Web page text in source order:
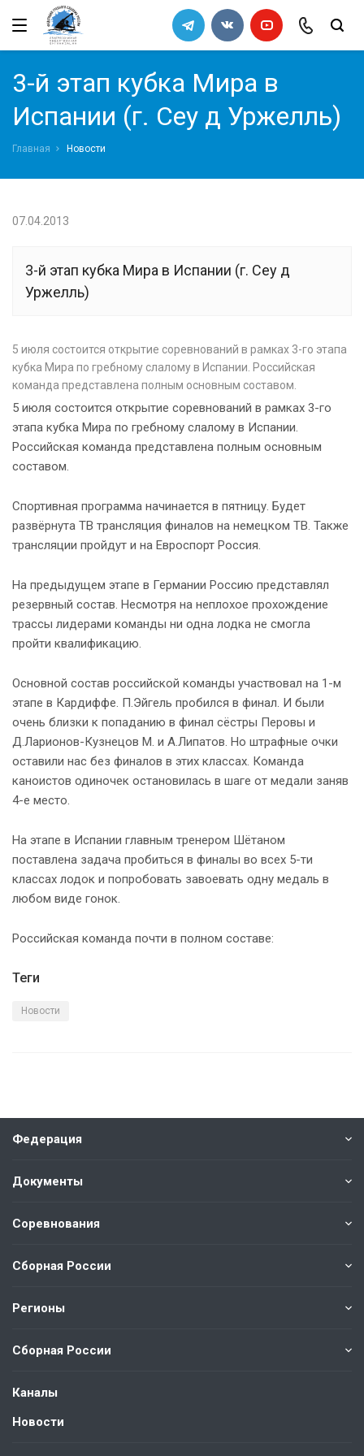
← Назад
Руководство
Попечительский совет
Документы Федерации
СМИ
Галерея
← Назад
Правила вида спорта "Гребной
слалом"
всероссийские соревнования
← Назад
← Назад
команду 2011
3-й этап кубка Мира в
Испании (г. Сеу д Уржелль)
Главная Новости
07.04.2013
3-й этап кубка Мира в Испании (г. Сеу д
Уржелль)
5 июля состоится открытие соревнований в рамках 3-го этапа
кубка Мира по гребному слалому в Испании. Российская
команда представлена полным основным составом.
5 июля состоится открытие соревнований в рамках 3-го
этапа кубка Мира по гребному слалому в Испании.
Российская команда представлена полным основным
составом.
Спортивная программа начинается в пятницу. Будет
развёрнута ТВ трансляция финалов на немецком ТВ. Также
трансляции пройдут и на Евроспорт Россия.
На предыдущем этапе в Германии Россию представлял
резервный состав. Несмотря на неплохое прохождение
трассы лидерами команды ни одна лодка не смогла
пройти квалификацию.
Основной состав российской команды участвовал на 1-м
этапе в Кардиффе. П.Эйгель пробился в финал. И были
очень близки к попаданию в финал сёстры Перовы и
Д.Ларионов-Кузнецов М. и А.Липатов. Но штрафные очки
оставили нас без финалов в этих классах. Команда
каноистов одиночек остановилась в шаге от медали заняв
4-е место.
На этапе в Испании главным тренером Шётаном
поставлена задача пробиться в финалы во всех 5-ти
классах лодок и попробовать завоевать одну медаль в
любом виде гонок.
Российская команда почти в полном составе:
Теги
Новости
Федерация
Документы
Соревнования
Сборная России
Регионы
Сборная России
Каналы
Новости